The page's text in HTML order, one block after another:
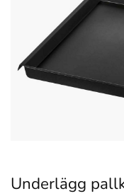
Underlägg